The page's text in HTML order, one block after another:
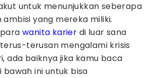
untuk menunjukkan seberapa
yang mereka miliki.
wanita karier di luar sana
terusan mengalami krisis
ada baiknya jika kamu baca
ini untuk bisa